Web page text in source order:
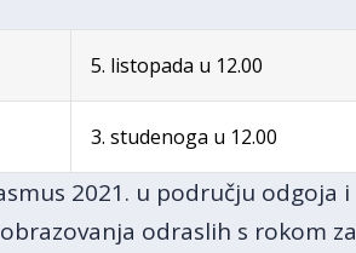
5. listopada u 12.00
3. studenoga u 12.00
2021. u području odgoja i
odraslih s rokom za